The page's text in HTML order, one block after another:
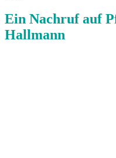
Ein Nachruf auf
Hallmann